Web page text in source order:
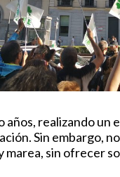
años, realizando
Sin embargo,
sin ofrecer